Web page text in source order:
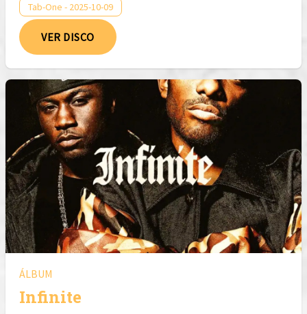
Tab-One - 2025-10-09
VER DISCO
ÁLBUM
Infinite